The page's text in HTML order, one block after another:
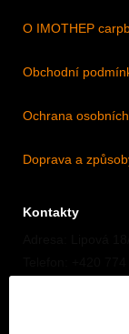
O IMOTHEP
Obchodní
Ochrana
Doprava a
Kontakty